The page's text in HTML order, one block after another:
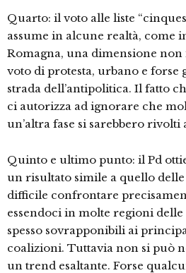
Quarto: il voto alle liste
assume in alcune realtà, come
Romagna, una dimensione non
voto di protesta, urbano e forse
strada dell’antipolitica. Il fatto
ci autorizza ad ignorare che
un’altra fase si sarebbero rivolti
Quinto e ultimo punto: il Pd
un risultato simile a quello delle
difficile confrontare
essendoci in molte regioni delle
spesso sovrapponibili ai
coalizioni. Tuttavia non si può
un trend esaltante. Forse